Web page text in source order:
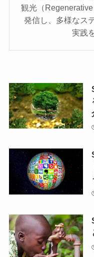
観光（
発信し、多様なス
実践